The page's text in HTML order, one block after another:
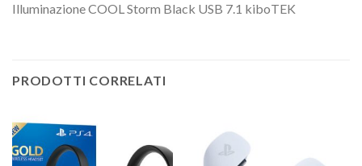
Illuminazione COOL Storm Black USB 7.1 kiboTEK
PRODOTTI CORRELATI